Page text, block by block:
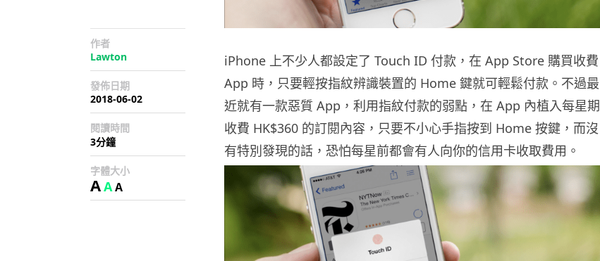
作者
Lawton
發佈日期
2018-06-02
閱讀時間
3分鐘
字體大小
AAA
iPhone 上不少人都設定了 Touch ID 付款，在 App Store 購買收費
App 時，只要輕按指紋辨識裝置的 Home 鍵就可輕鬆付款。不過最
近就有一款惡質 App，利用指紋付款的弱點，在 App 內植入每星期
收費 HK$360 的訂閱內容，只要不小心手指按到 Home 按鍵，而沒
有特別發現的話，恐怕每星前都會有人向你的信用卡收取費用。